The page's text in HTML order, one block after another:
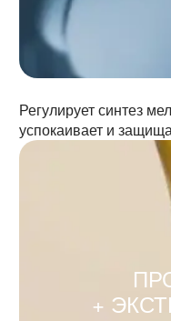
Регулирует синтез
успокаивает и
+